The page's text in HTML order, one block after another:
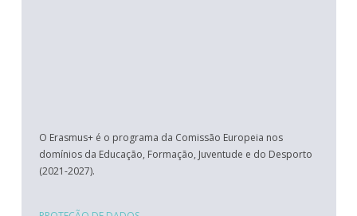
O Erasmus+ é o programa da Comissão Europeia nos
domínios da Educação, Formação, Juventude e do Desporto
(2021-2027).